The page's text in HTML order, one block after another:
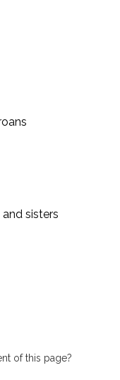
sisters
of this page?